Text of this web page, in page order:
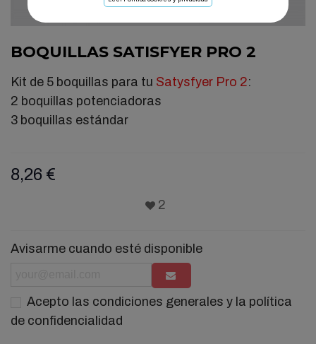
BOQUILLAS SATISFYER PRO 2
Kit de 5 boquillas para tu Satysfyer Pro 2:
2 boquillas potenciadoras
3 boquillas estándar
8,26 €
2
Avisarme cuando esté disponible
Acepto las condiciones generales y la política
de confidencialidad